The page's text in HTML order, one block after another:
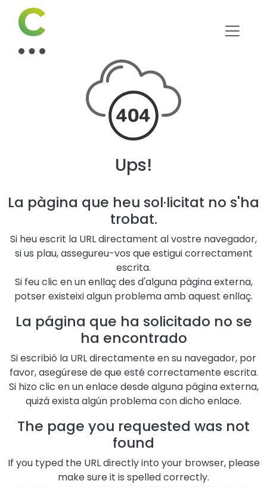
Ups!
La pàgina que heu sol·licitat no s'ha
trobat.
Si heu escrit la URL directament al vostre navegador,
si us plau, assegureu-vos que estigui correctament
escrita.
Si feu clic en un enllaç des d'alguna pàgina externa,
potser existeixi algun problema amb aquest enllaç.
La página que ha solicitado no se
ha encontrado
Si escribió la URL directamente en su navegador, por
favor, asegúrese de que esté correctamente escrita.
Si hizo clic en un enlace desde alguna página externa,
quizá exista algún problema con dicho enlace.
The page you requested was not
found
If you typed the URL directly into your browser, please
make sure it is spelled correctly.